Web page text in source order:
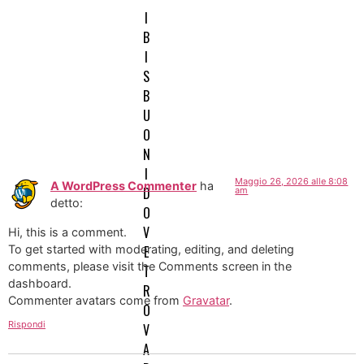
I
B
I
S
B
U
O
N
I
D
O
V
E
T
R
O
V
A
Hello world!
Welcome to WordPress. This is your first post. Edit or
delete it, then start writing!
Una risposta
A WordPress Commenter ha
detto:
Maggio 26, 2026 alle 8:08
am
Hi, this is a comment.
To get started with moderating, editing, and deleting
comments, please visit the Comments screen in the
dashboard.
Commenter avatars come from Gravatar.
Rispondi